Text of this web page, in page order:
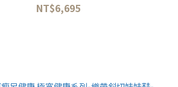
NT$6,695